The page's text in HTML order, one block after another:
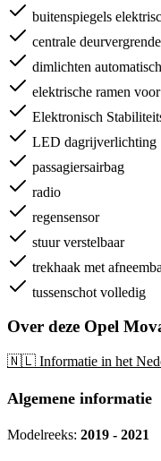
buitenspiegels
centrale
dimlichten automatisch
elektrische ramen voor
Elektronisch
LED dagrijverlichting
passagiersairbag
radio
regensensor
stuur verstelbaar
trekhaak met
tussenschot volledig
Over deze Opel
🇳🇱 Informatie in het
Algemene informatie
Modelreeks: 2019 - 2021